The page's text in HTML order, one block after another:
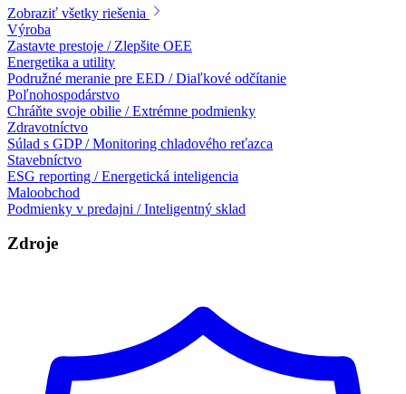
Zobraziť všetky riešenia
Výroba
Zastavte prestoje / Zlepšite OEE
Energetika a utility
Podružné meranie pre EED / Diaľkové odčítanie
Poľnohospodárstvo
Chráňte svoje obilie / Extrémne podmienky
Zdravotníctvo
Súlad s GDP / Monitoring chladového reťazca
Stavebníctvo
ESG reporting / Energetická inteligencia
Maloobchod
Podmienky v predajni / Inteligentný sklad
Zdroje